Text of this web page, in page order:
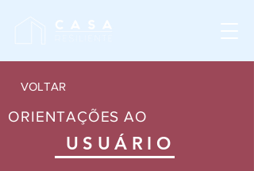
VOLTAR
ORIENTAÇÕES AO
USUÁRIO